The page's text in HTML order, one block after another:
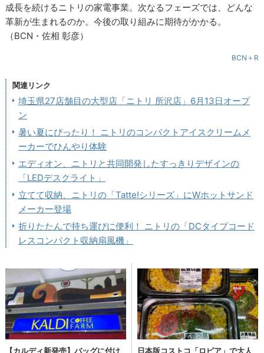
成長を続けるニトリの家電事業。次なるフェーズでは、どんな
革新が生まれるのか。今後の取り組みに期待がかかる。
（BCN・佐相 彰彦）
BCN＋R
関連リンク
埼玉県27店舗目の大型店「ニトリ 所沢店」6月13日オープ
ン
暑い夏にぴったり！ ニトリのコンパクトアイスクリームメ
ーカーでひんやり体験
エディオン、ニトリと共同開発したすっきりデザインの
「LEDデスクライト」
立てて収納、ニトリの「Tatte!シリーズ」にWホットサンド
メーカー登場
折りたたんで持ち運びに便利！ ニトリの「DCタイプコード
レスコンパクト収納扇風機」